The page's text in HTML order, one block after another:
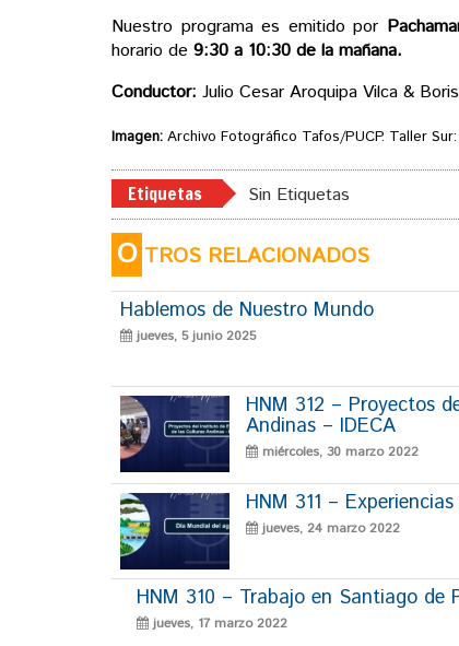
Nuestro programa es emitido por
horario de 9:30 a 10:30 de la mañana.
Conductor: Julio Cesar Aroquipa Vilca &
Imagen: Archivo Fotográfico Tafos/PUCP. Taller
Etiquetas Sin Etiquetas
O TROS RELACIONADOS
Hablemos de Nuestro Mundo
jueves, 5 junio 2025
HNM 312 – Proyectos
Andinas – IDECA
miércoles, 30 marzo 2022
HNM 311 –
jueves, 24 marzo 2022
HNM 310 – Trabajo en Santiago de
jueves, 17 marzo 2022